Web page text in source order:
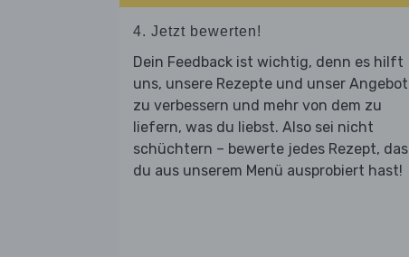
4. Jetzt bewerten!
Dein Feedback ist wichtig, denn es hilft
uns, unsere Rezepte und unser Angebot
zu verbessern und mehr von dem zu
liefern, was du liebst. Also sei nicht
schüchtern – bewerte jedes Rezept, das
du aus unserem Menü ausprobiert hast!